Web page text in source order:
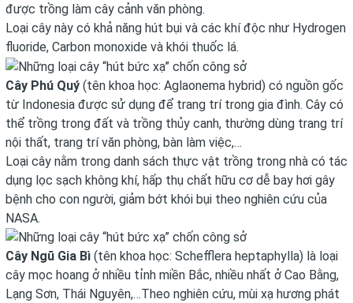
được trồng làm cây cảnh văn phòng.
Loại cây này có khả năng hút bụi và các khí độc như Hydrogen
fluoride, Carbon monoxide và khói thuốc lá.
Cây Phú Quý (tên khoa học: Aglaonema hybrid) có nguồn gốc
từ Indonesia được sử dụng để trang trí trong gia đình. Cây có
thể trồng trong đất và trồng thủy canh, thường dùng trang trí
nội thất, trang trí văn phòng, bàn làm việc,…
Loại cây nằm trong danh sách thực vật trồng trong nhà có tác
dụng lọc sạch không khí, hấp thụ chất hữu cơ dễ bay hơi gây
bệnh cho con người, giảm bớt khói bụi theo nghiên cứu của
NASA.
Cây Ngũ Gia Bì (tên khoa học: Schefflera heptaphylla) là loại
cây mọc hoang ở nhiều tỉnh miền Bắc, nhiều nhất ở Cao Bằng,
Lạng Sơn, Thái Nguyên,…Theo nghiên cứu, mùi xạ hương phát